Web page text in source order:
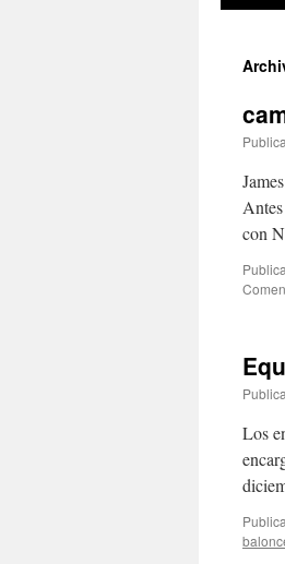
contenido
con
Los